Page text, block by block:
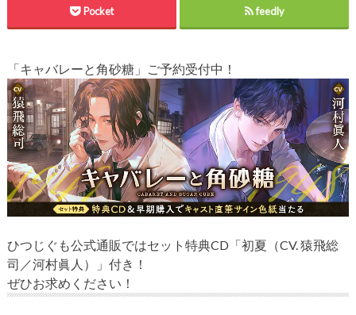
Pocket feedly
「キャバレーと角砂糖」ご予約受付中！
ひつじぐも公式通販ではセット特典CD「初夏（CV. 猿飛総
司／河村眞人）」付き！
ぜひお求めください！